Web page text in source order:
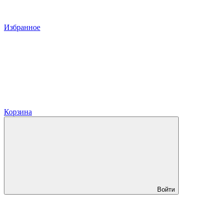
Избранное
Корзина
Войти